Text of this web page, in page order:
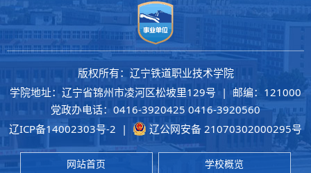
版权所有：辽宁铁道职业技术学院
学院地址：辽宁省锦州市凌河区松坡里129号 | 邮编：121000
党政办电话：0416-3920425 0416-3920560
辽ICP备14002303号-2 | 辽公网安备 21070302000295号
网站首页 学校概览